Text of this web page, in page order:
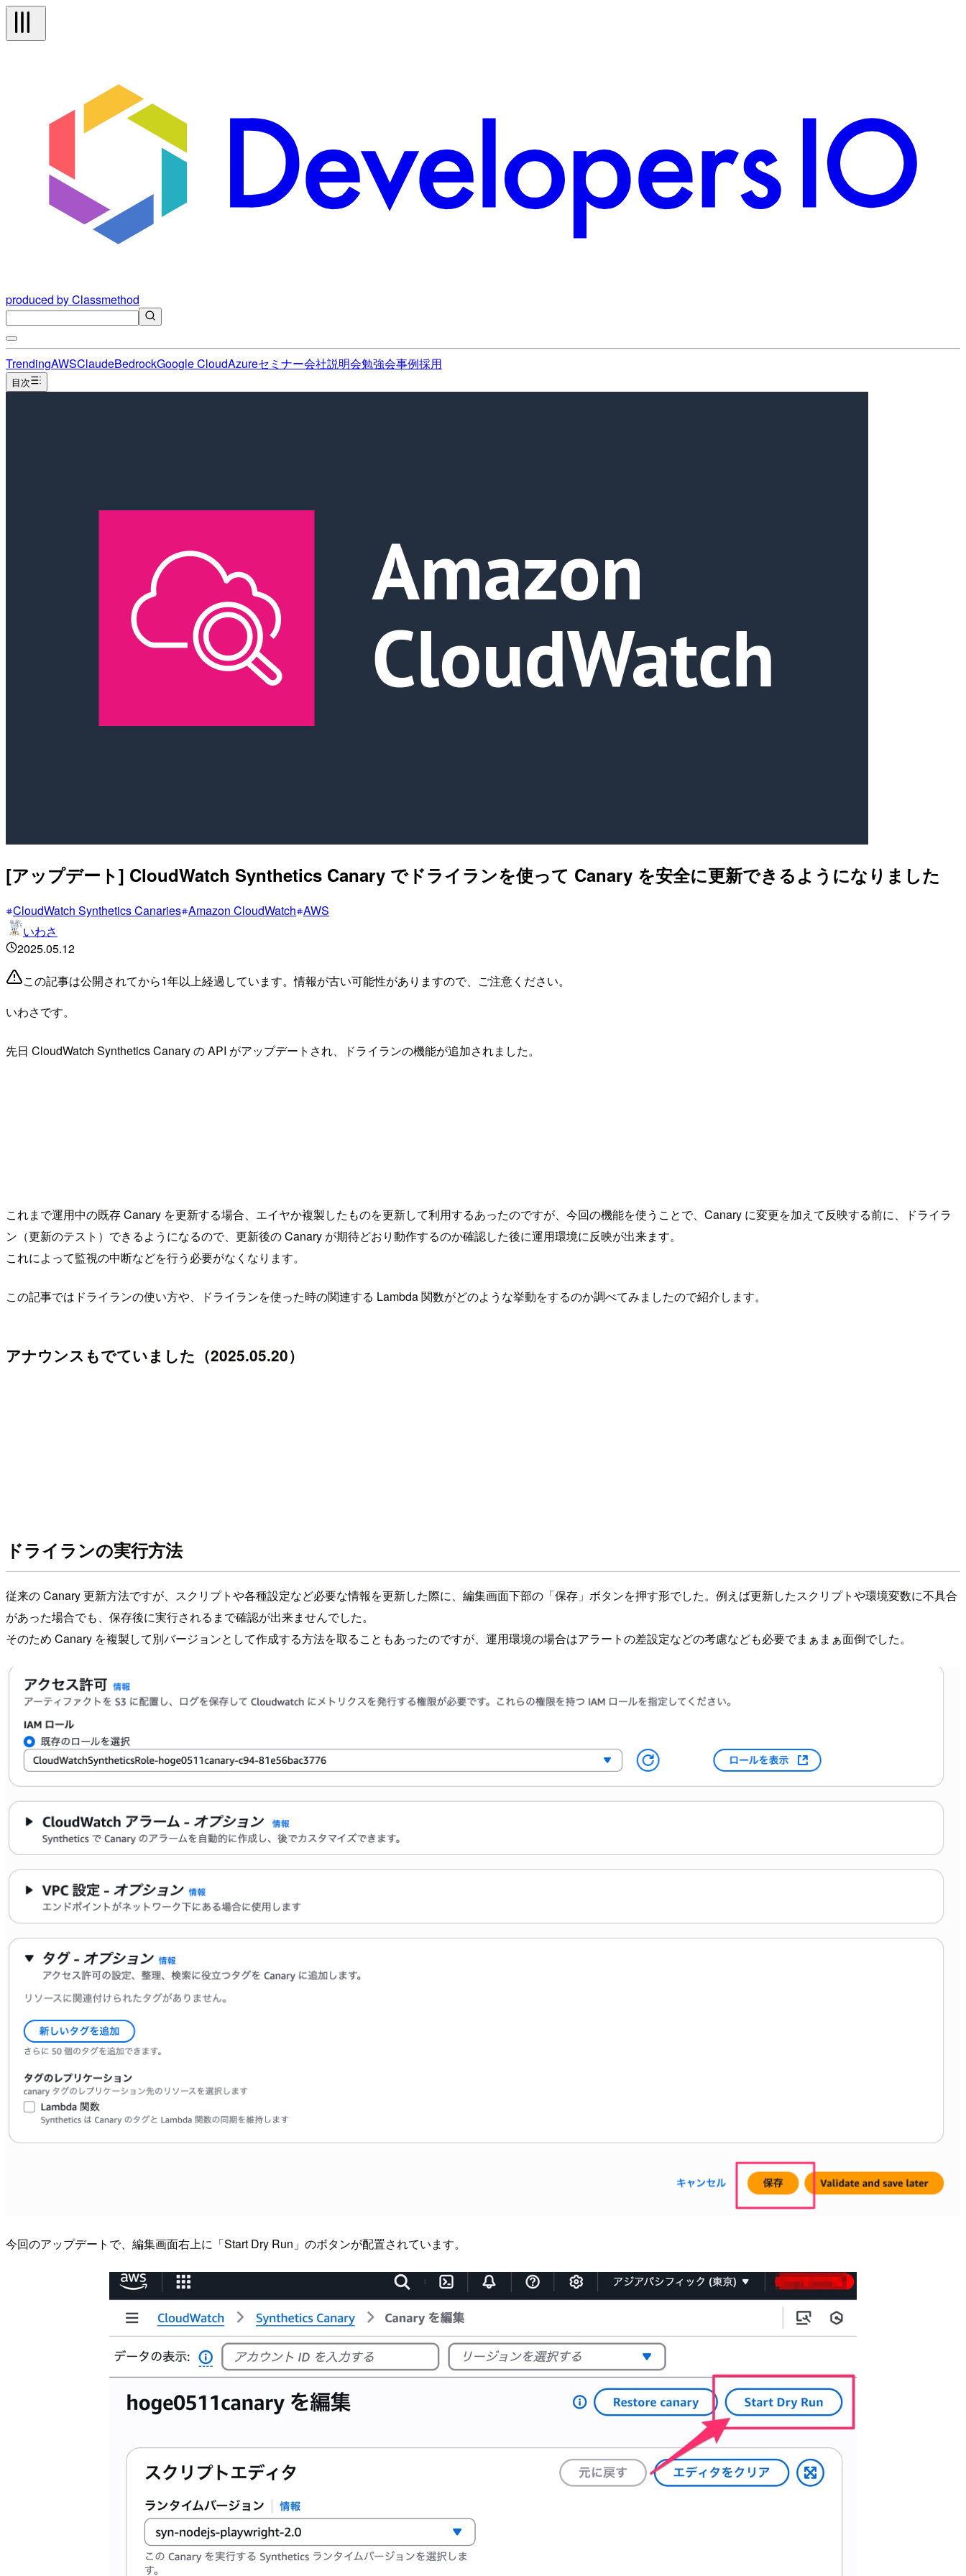
produced by Classmethod
TrendingAWSClaudeBedrockGoogle CloudAzureセミナー会社説明会勉強会事例採用
目次
[アップデート] CloudWatch Synthetics Canary でドライランを使って Canary を安全に更新できるようになりました
CloudWatch Synthetics Canaries Amazon CloudWatch AWS
いわさ
2025.05.12
この記事は公開されてから1年以上経過しています。情報が古い可能性がありますので、ご注意ください。
いわさです。
先日 CloudWatch Synthetics Canary の API がアップデートされ、ドライランの機能が追加されました。
これまで運用中の既存 Canary を更新する場合、エイヤか複製したものを更新して利用するあったのですが、今回の機能を使うことで、Canary に変更を加えて反映する前に、ドライラ
ン（更新のテスト）できるようになるので、更新後の Canary が期待どおり動作するのか確認した後に運用環境に反映が出来ます。
これによって監視の中断などを行う必要がなくなります。
この記事ではドライランの使い方や、ドライランを使った時の関連する Lambda 関数がどのような挙動をするのか調べてみましたので紹介します。
アナウンスもでていました（2025.05.20）
ドライランの実行方法
従来の Canary 更新方法ですが、スクリプトや各種設定など必要な情報を更新した際に、編集画面下部の「保存」ボタンを押す形でした。例えば更新したスクリプトや環境変数に不具合
があった場合でも、保存後に実行されるまで確認が出来ませんでした。
そのため Canary を複製して別バージョンとして作成する方法を取ることもあったのですが、運用環境の場合はアラートの差設定などの考慮なども必要でまぁまぁ面倒でした。
今回のアップデートで、編集画面右上に「Start Dry Run」のボタンが配置されています。